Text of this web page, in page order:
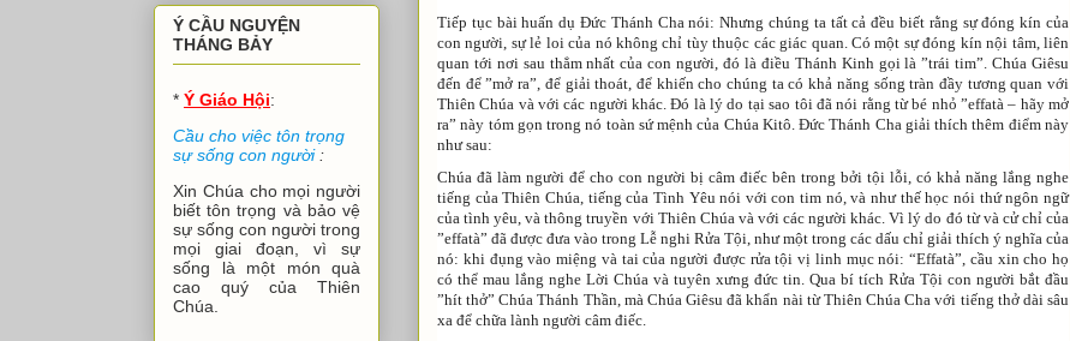
Tiếp tục bài huấn dụ Đức Thánh Cha nói: Nhưng chúng ta tất cả đều biết rằng sự đóng kín của
con người, sự lẻ loi của nó không chỉ tùy thuộc các giác quan. Có một sự đóng kín nội tâm, liên
quan tới nơi sau thẳm nhất của con người, đó là điều Thánh Kinh gọi là ”trái tim”. Chúa Giêsu
đến để ”mở ra”, để giải thoát, để khiến cho chúng ta có khả năng sống tràn đầy tương quan với
Thiên Chúa và với các người khác. Đó là lý do tại sao tôi đã nói rằng từ bé nhỏ ”effatà – hãy mở
ra” này tóm gọn trong nó toàn sứ mệnh của Chúa Kitô. Đức Thánh Cha giải thích thêm điểm này
như sau:
Chúa đã làm người để cho con người bị câm điếc bên trong bởi tội lỗi, có khả năng lắng nghe
tiếng của Thiên Chúa, tiếng của Tình Yêu nói với con tim nó, và như thế học nói thứ ngôn ngữ
của tình yêu, và thông truyền với Thiên Chúa và với các người khác. Vì lý do đó từ và cử chỉ của
”effatà” đã được đưa vào trong Lễ nghi Rửa Tội, như một trong các dấu chỉ giải thích ý nghĩa của
nó: khi đụng vào miệng và tai của người được rửa tội vị linh mục nói: “Effatà”, cầu xin cho họ
có thể mau lắng nghe Lời Chúa và tuyên xưng đức tin. Qua bí tích Rửa Tội con người bắt đầu
”hít thở” Chúa Thánh Thần, mà Chúa Giêsu đã khẩn nài từ Thiên Chúa Cha với tiếng thở dài sâu
xa để chữa lành người câm điếc.
Ý CẦU NGUYỆN
THÁNG BẢY
* Ý Giáo Hội:
Cầu cho việc tôn trọng
sự sống con người:
Xin Chúa cho mọi người
biết tôn trọng và bảo vệ
sự sống con người trong
mọi giai đoạn, vì sự
sống là một món quà
cao quý của Thiên
Chúa.